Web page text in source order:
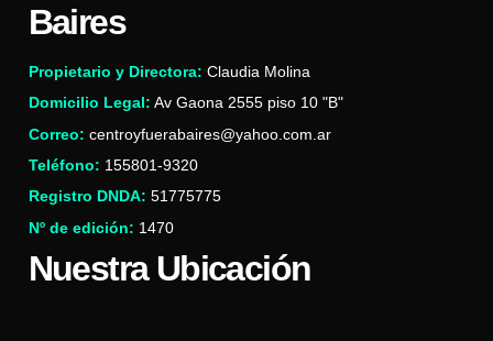
Baires
Propietario y Directora: Claudia Molina
Domicilio Legal: Av Gaona 2555 piso 10 "B"
Correo: centroyfuerabaires@yahoo.com.ar
Teléfono: 155801-9320
Registro DNDA: 51775775
Nº de edición: 1470
Nuestra Ubicación